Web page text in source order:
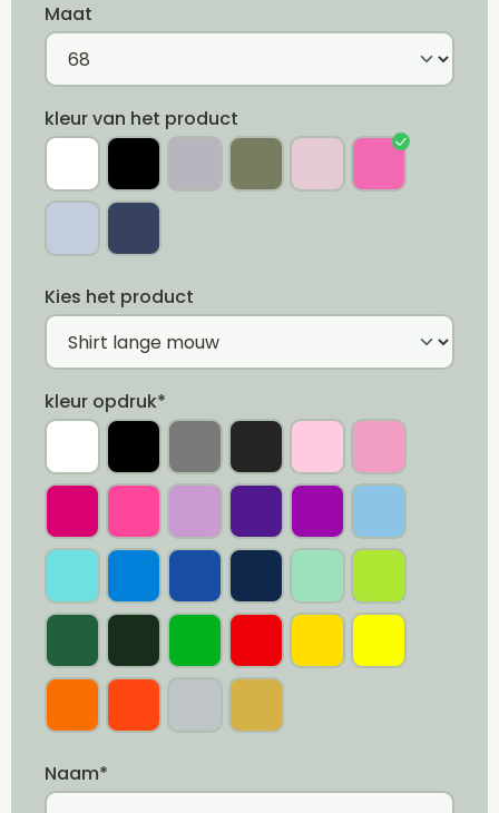
Maat
kleur van het product
Kies het product
kleur opdruk*
Naam*